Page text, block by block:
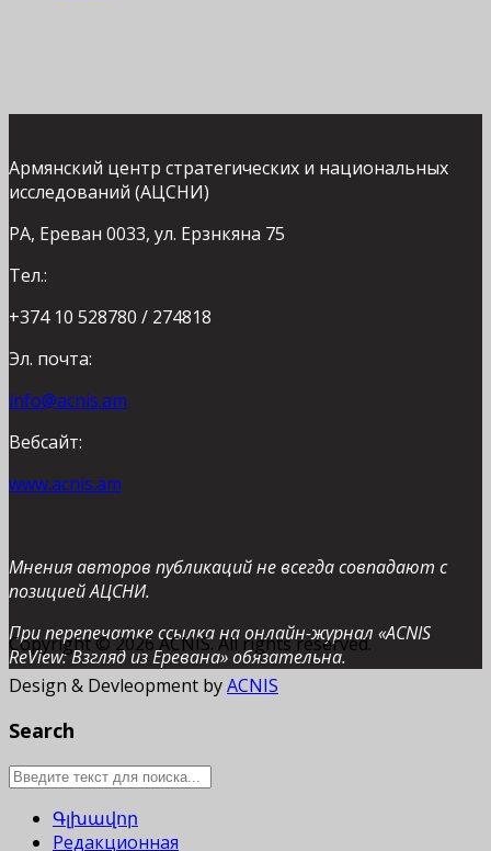
Армянский центр стратегических и национальных
исследований (АЦСНИ)
РА, Ереван 0033, ул. Ерзнкяна 75
Тел.:
+374 10 528780 / 274818
Эл. почта:
info@acnis.am
Вебсайт:
www.acnis.am
Мнения авторов публикаций не всегда совпадают с
позицией АЦСНИ.
При перепечатке ссылка на онлайн-журнал «ACNIS
ReView: Взгляд из Еревана» обязательна.
Copyright © 2026 ACNIS. All rights reserved.
Design & Devleopment byACNIS
Search
Գլխավոր
Редакционная